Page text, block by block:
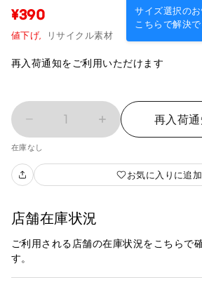
サイズ選択の
こちらで解決
¥390
値下げ, リサイクル素材
再入荷通知をご利用いただけます
1 再入荷
在庫なし
お気に入りに追
店舗在庫状況
ご利用される店舗の在庫状況をこちらで
す。